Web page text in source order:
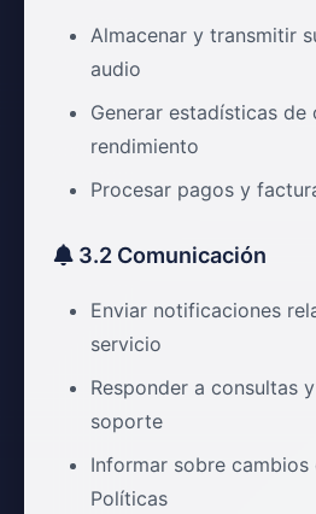
Almacenar y transmitir
audio
Generar estadísticas de
rendimiento
Procesar pagos y
3.2 Comunicación
Enviar notificaciones
servicio
Responder a consultas
soporte
Informar sobre cambios
Políticas